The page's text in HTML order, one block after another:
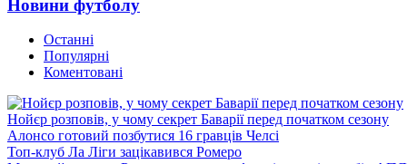
Новини футболу
Останні
Популярні
Коментовані
Нойєр розповів, у чому секрет Баварії перед початком сезону
Алонсо готовий позбутися 16 гравців Челсі
Топ-клуб Ла Ліги зацікавився Ромеро